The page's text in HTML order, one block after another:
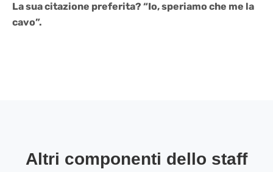
La sua citazione preferita? “Io, speriamo che me la
cavo”.
Altri componenti dello staff